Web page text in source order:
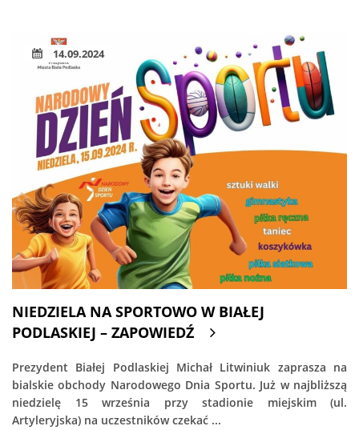
14.09.2024
NIEDZIELA NA SPORTOWO W BIAŁEJ
PODLASKIEJ – ZAPOWIEDŹ
Prezydent Białej Podlaskiej Michał Litwiniuk zaprasza na
bialskie obchody Narodowego Dnia Sportu. Już w najbliższą
niedzielę 15 września przy stadionie miejskim (ul.
Artyleryjska) na uczestników czekać ...